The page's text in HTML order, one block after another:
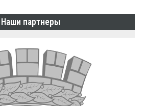
Наши партнеры